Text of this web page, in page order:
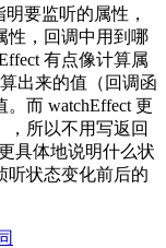
要监听的属性，
性，回调中用到哪
有点像计算属
出来的值（回调函
而 watchEffect 更
，所以不用写返回
具体地说明什么状
听状态变化前后的